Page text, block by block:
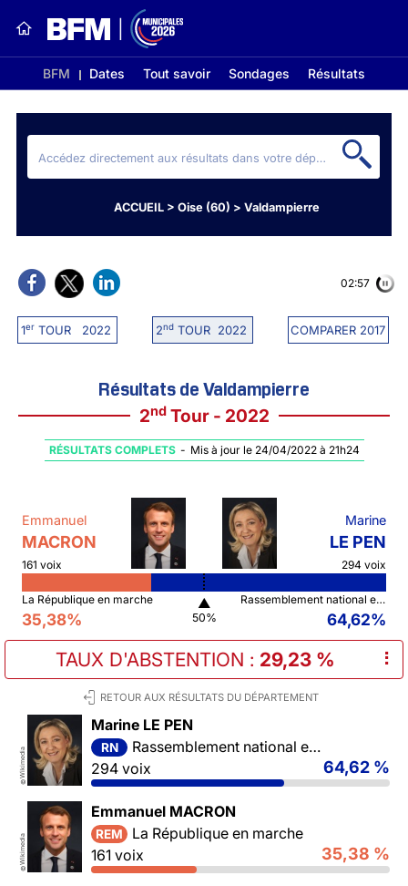
BFM Dates Tout savoir Sondages Résultats
ACCUEIL > Oise (60) > Valdampierre
1erTOUR 2022 2ndTOUR 2022 COMPARER 2017
02:56
Résultats de Valdampierre
2ndTour - 2022
RÉSULTATS COMPLETS - Mis à jour le 24/04/2022 à 21h24
Emmanuel
MACRON
161 voix
Marine
LE PEN
294 voix
La République en marche
35,38%
▲
50%
Rassemblement national et ses alliés
64,62%
TAUX D'ABSTENTION : 29,23 % ⠇
RETOUR AUX RÉSULTATS DU DÉPARTEMENT
©
Wikimedia
Marine LE PEN
RN
Rassemblement national et ses alliés
294 voix
64,62 %
©
Wikimedia
Emmanuel MACRON
REM
La République en marche
161 voix
35,38 %